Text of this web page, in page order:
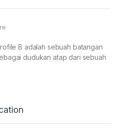
B adalah sebuah batangan
dudukan atap dari sebuah